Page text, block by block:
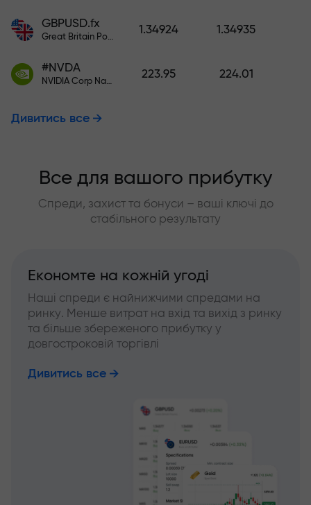
GBPUSD.fx
Great Britain Pound vs US Dollar
1.34924 1.34935
#NVDA
NVIDIA Corp Nasdaq Stock Exchange (Nasdaq) USD
223.95 224.01
Дивитись все
Все для вашого прибутку
Спреди, захист та бонуси – ваші ключі до
стабільного результату
Економте на кожній угоді
Наші спреди є найнижчими спредами на
ринку. Менше витрат на вхід та вихід з ринку
та більше збереженого прибутку у
довгостроковій торгівлі
Дивитись все